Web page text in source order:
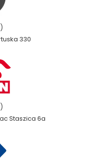
330
Staszica 6a